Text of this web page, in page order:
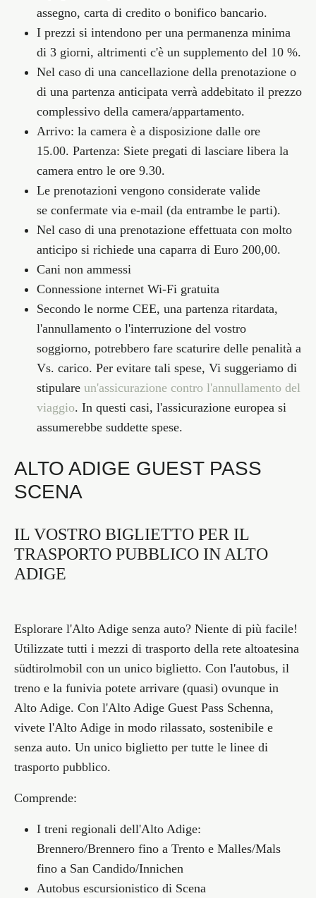
assegno, carta di credito o bonifico bancario.
I prezzi si intendono per una permanenza minima
di 3 giorni, altrimenti c'è un supplemento del 10 %.
Nel caso di una cancellazione della prenotazione o
di una partenza anticipata verrà addebitato il prezzo
complessivo della camera/appartamento.
Arrivo: la camera è a disposizione dalle ore
15.00. Partenza: Siete pregati di lasciare libera la
camera entro le ore 9.30.
Le prenotazioni vengono considerate valide
se confermate via e-mail (da entrambe le parti).
Nel caso di una prenotazione effettuata con molto
anticipo si richiede una caparra di Euro 200,00.
Cani non ammessi
Connessione internet Wi-Fi gratuita
Secondo le norme CEE, una partenza ritardata,
l'annullamento o l'interruzione del vostro
soggiorno, potrebbero fare scaturire delle penalità a
Vs. carico. Per evitare tali spese, Vi suggeriamo di
stipulare un'assicurazione contro l'annullamento del
viaggio. In questi casi, l'assicurazione europea si
assumerebbe suddette spese.
ALTO ADIGE GUEST PASS
SCENA
IL VOSTRO BIGLIETTO PER IL
TRASPORTO PUBBLICO IN ALTO
ADIGE
Esplorare l'Alto Adige senza auto? Niente di più facile!
Utilizzate tutti i mezzi di trasporto della rete altoatesina
südtirolmobil con un unico biglietto. Con l'autobus, il
treno e la funivia potete arrivare (quasi) ovunque in
Alto Adige. Con l'Alto Adige Guest Pass Schenna,
vivete l'Alto Adige in modo rilassato, sostenibile e
senza auto. Un unico biglietto per tutte le linee di
trasporto pubblico.
Comprende:
I treni regionali dell'Alto Adige:
Brennero/Brennero fino a Trento e Malles/Mals
fino a San Candido/Innichen
Autobus escursionistico di Scena